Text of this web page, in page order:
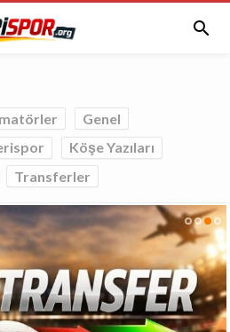

Genel
Köşe Yazıları
Transferler